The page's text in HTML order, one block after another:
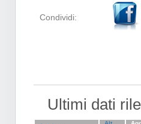
Condividi:
Ultimi dati